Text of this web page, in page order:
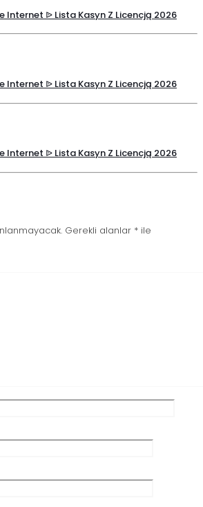
Internet ᐉ Lista Kasyn Z Licencją 2026
Internet ᐉ Lista Kasyn Z Licencją 2026
Internet ᐉ Lista Kasyn Z Licencją 2026
Gerekli alanlar * ile